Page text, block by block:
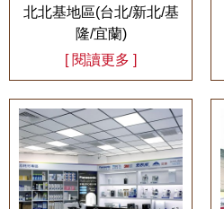
北北基地區(台北/新北/基
隆/宜蘭)
[ 閱讀更多 ]